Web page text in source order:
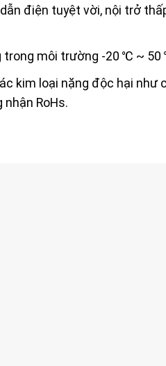
điện tuyệt vời, nội trở
trong môi trường -20 ℃ ~ 50
kim loại nặng độc hại
RoHs.